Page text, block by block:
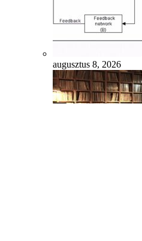
augusztus 8, 2026